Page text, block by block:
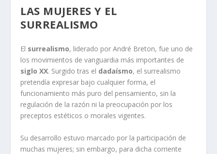
LAS MUJERES Y EL
SURREALISMO
El surrealismo, liderado por André Breton, fue uno de
los movimientos de vanguardia más importantes de
siglo XX. Surgido tras el dadaísmo, el surrealismo
pretendía expresar bajo cualquier forma, el
funcionamiento más puro del pensamiento, sin la
regulación de la razón ni la preocupación por los
preceptos estéticos o morales vigentes.
Su desarrollo estuvo marcado por la participación de
muchas mujeres; sin embargo, para dicha corriente